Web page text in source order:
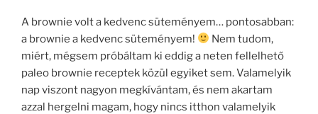
o
o
k
e
g
A brownie volt a kedvenc süteményem… pontosabban:
a brownie a kedvenc süteményem!
Nem tudom,
miért, mégsem próbáltam ki eddig a neten fellelhető
paleo brownie receptek közül egyiket sem. Valamelyik
nap viszont nagyon megkívántam, és nem akartam
azzal hergelni magam, hogy nincs itthon valamelyik